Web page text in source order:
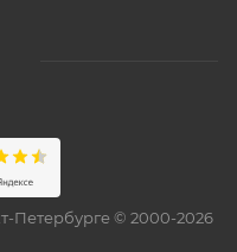
Петербурге © 2000-2026